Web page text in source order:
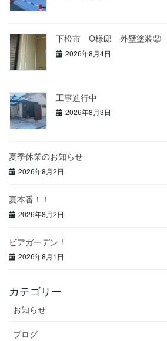
下松市 O様邸 外壁塗装②
2026年8月4日
工事進行中
2026年8月3日
夏季休業のお知らせ
2026年8月2日
夏本番！！
2026年8月2日
ビアガーデン！
2026年8月1日
カテゴリー
お知らせ
ブログ